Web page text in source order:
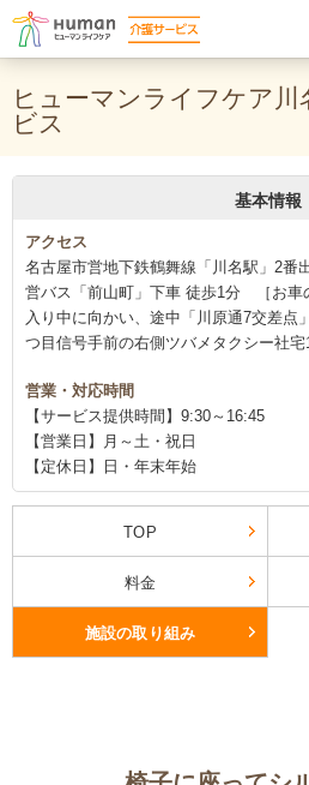
ヒューマンライフケア川
ビス
基本情報
アクセス
名古屋市営地下鉄鶴舞線「川名駅」2番
営バス「前山町」下車 徒歩1分 ［お車
入り中に向かい、途中「川原通7交差点
つ目信号手前の右側ツバメタクシー社宅
営業・対応時間
【サービス提供時間】9:30～16:45
【営業日】月～土・祝日
【定休日】日・年末年始
TOP
料金
施設の取り組み